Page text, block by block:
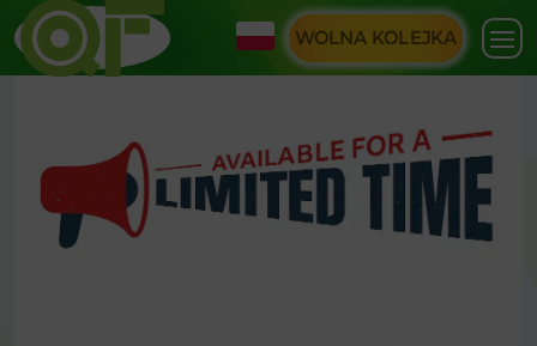
WOLNA KOLEJKA